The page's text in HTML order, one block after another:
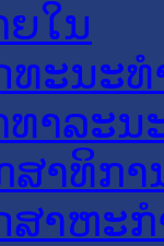
ຍໃນ
ທະນະ
ທາລະນ
ສາທິກາ
ສາຫະ